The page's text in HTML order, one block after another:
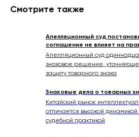
Смотрите также
Апелляционный суд
соглашение не влияет на
Апелляционный суд
знаковое решение,
защиту товарного знака
Знаковые дела о товарных
Китайский рынок
отличается высокой
судебной практикой